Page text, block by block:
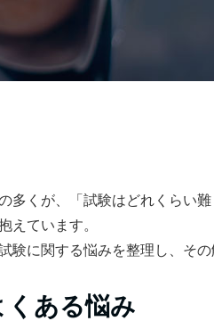
多くが、「試験はどれくらい
えています。
験に関する悩みを整理し、そ
くある悩み